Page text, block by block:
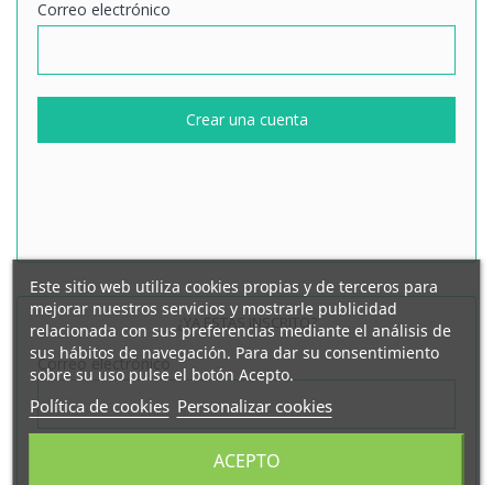
Correo electrónico
Crear una cuenta
¿YA ESTÁS INSCRITO?
Correo electrónico
Este sitio web utiliza cookies propias y de terceros para
mejorar nuestros servicios y mostrarle publicidad
relacionada con sus preferencias mediante el análisis de
sus hábitos de navegación. Para dar su consentimiento
sobre su uso pulse el botón Acepto.
Política de cookies Personalizar cookies
ACEPTO